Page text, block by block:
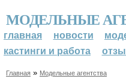
МОДЕЛЬНЫЕ
главная новости
кастинги и работа
Главная » Модельные агентства